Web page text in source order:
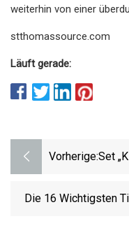
weiterhin von einer
stthomassource.com
Läuft gerade:
Vorherige:Set
Die 16 Wichtigsten